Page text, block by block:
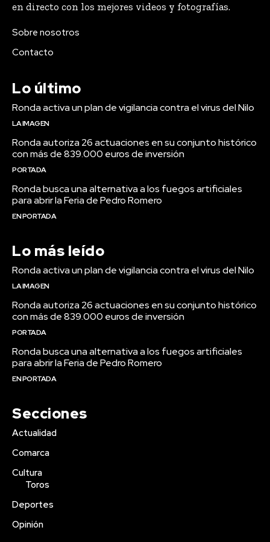
en directo con los mejores videos y fotografías.
Sobre nosotros
Contacto
Lo último
Ronda activa un plan de vigilancia contra el virus del Nilo
LA IMAGEN
Ronda autoriza 26 actuaciones en su conjunto histórico
con más de 839.000 euros de inversión
PORTADA
Ronda busca una alternativa a los fuegos artificiales
para abrir la Feria de Pedro Romero
EN PORTADA
Lo más leído
Ronda activa un plan de vigilancia contra el virus del Nilo
LA IMAGEN
Ronda autoriza 26 actuaciones en su conjunto histórico
con más de 839.000 euros de inversión
PORTADA
Ronda busca una alternativa a los fuegos artificiales
para abrir la Feria de Pedro Romero
EN PORTADA
Secciones
Actualidad
Comarca
Cultura
Toros
Deportes
Opinión